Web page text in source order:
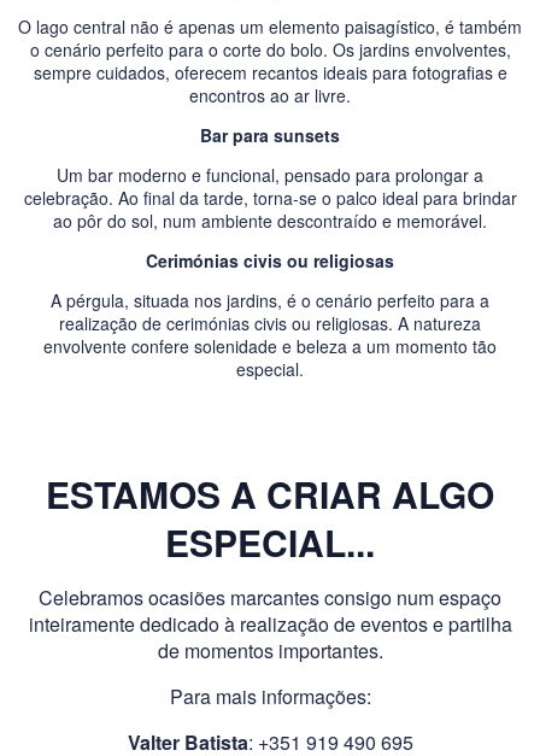
O lago central não é apenas um elemento paisagístico, é também
o cenário perfeito para o corte do bolo. Os jardins envolventes,
sempre cuidados, oferecem recantos ideais para fotografias e
encontros ao ar livre.
Bar para sunsets
Um bar moderno e funcional, pensado para prolongar a
celebração. Ao final da tarde, torna-se o palco ideal para brindar
ao pôr do sol, num ambiente descontraído e memorável.
Cerimónias civis ou religiosas
A pérgula, situada nos jardins, é o cenário perfeito para a
realização de cerimónias civis ou religiosas. A natureza
envolvente confere solenidade e beleza a um momento tão
especial.
ESTAMOS A CRIAR ALGO
ESPECIAL...
Celebramos ocasiões marcantes consigo num espaço
inteiramente dedicado à realização de eventos e partilha
de momentos importantes.
Para mais informações:
Valter Batista: +351 919 490 695